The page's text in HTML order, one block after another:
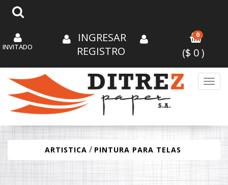
INVITADO
INGRESAR
REGISTRO
0
($ 0)
ARTISTICA / PINTURA PARA TELAS